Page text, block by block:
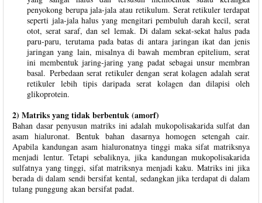
penyokong berupa jala-jala atau retikulum. Serat retikuler terdapat
seperti jala-jala halus yang mengitari pembuluh darah kecil, serat
otot, serat saraf, dan sel lemak. Di dalam sekat-sekat halus pada
paru-paru, terutama pada batas di antara jaringan ikat dan jenis
jaringan yang lain, misalnya di bawah membran epitelium, serat
ini membentuk jaring-jaring yang padat sebagai unsur membran
basal. Perbedaan serat retikuler dengan serat kolagen adalah serat
retikuler lebih tipis daripada serat kolagen dan dilapisi oleh
glikoprotein.
2) Matriks yang tidak berbentuk (amorf)
Bahan dasar penyusun matriks ini adalah mukopolisakarida sulfat dan
asam hialuronat. Bentuk bahan dasarnya homogen setengah cair.
Apabila kandungan asam hialuronatnya tinggi maka sifat matriksnya
menjadi lentur. Tetapi sebaliknya, jika kandungan mukopolisakarida
sulfatnya yang tinggi, sifat matriksnya menjadi kaku. Matriks ini jika
berada di dalam sendi bersifat kental, sedangkan jika terdapat di dalam
tulang punggung akan bersifat padat.